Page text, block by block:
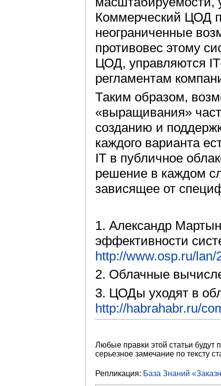
Коммерческий ЦОД
неограниченные
противовес этому
ЦОД, управляются
регламентам
Таким образом,
«выращивания»
созданию и
каждого варианта
IT в публичное
решение в каждом
зависящее от
1. Александр
эффективности
http://www.osp.ru/lan/
2. Облачные
3. ЦОДы уходят в
http://habrahabr.ru/
Любые правки этой статьи будут
серьезное замечание по тексту
Репликация: База Знаний